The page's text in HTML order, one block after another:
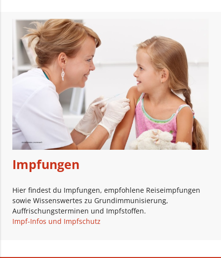
Impfungen
Hier findest du Impfungen, empfohlene Reiseimpfungen
sowie Wissenswertes zu Grundimmunisierung,
Auffrischungsterminen und Impfstoffen.
Impf-Infos und Impfschutz